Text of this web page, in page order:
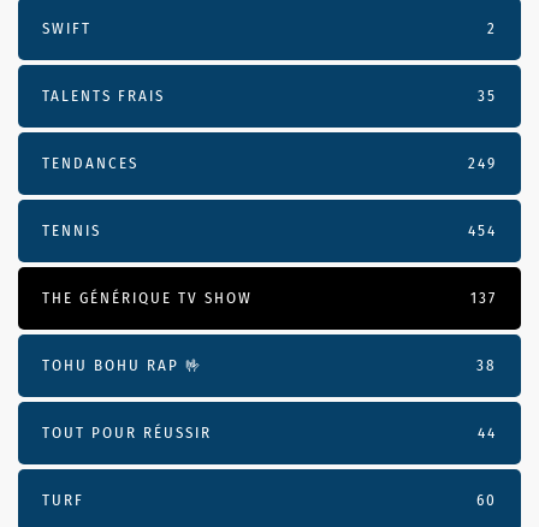
SWIFT 2
TALENTS FRAIS 35
TENDANCES 249
TENNIS 454
THE GÉNÉRIQUE TV SHOW 137
TOHU BOHU RAP 🤟 38
TOUT POUR RÉUSSIR 44
TURF 60